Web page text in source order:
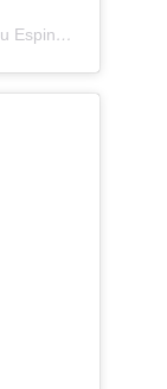
Una publicación compartida por Manu Espinosa Nevraumont (@manumanuti)